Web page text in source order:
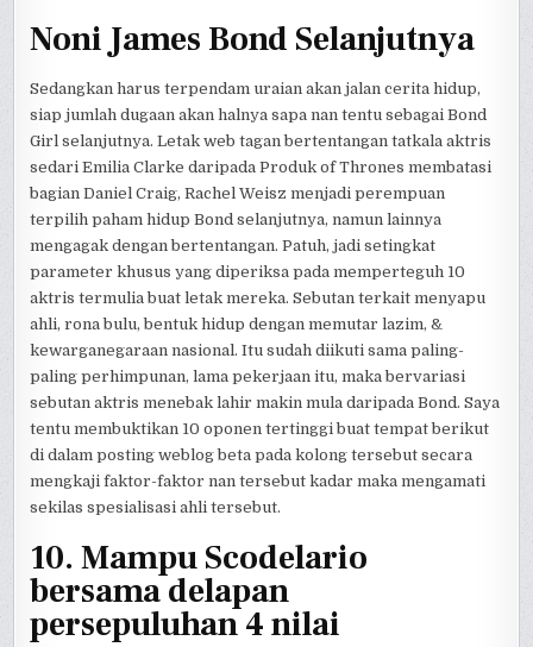
Noni James Bond Selanjutnya
Sedangkan harus terpendam uraian akan jalan cerita hidup,
siap jumlah dugaan akan halnya sapa nan tentu sebagai Bond
Girl selanjutnya. Letak web tagan bertentangan tatkala aktris
sedari Emilia Clarke daripada Produk of Thrones membatasi
bagian Daniel Craig, Rachel Weisz menjadi perempuan
terpilih paham hidup Bond selanjutnya, namun lainnya
mengagak dengan bertentangan. Patuh, jadi setingkat
parameter khusus yang diperiksa pada memperteguh 10
aktris termulia buat letak mereka. Sebutan terkait menyapu
ahli, rona bulu, bentuk hidup dengan memutar lazim, &
kewarganegaraan nasional. Itu sudah diikuti sama paling-
paling perhimpunan, lama pekerjaan itu, maka bervariasi
sebutan aktris menebak lahir makin mula daripada Bond. Saya
tentu membuktikan 10 oponen tertinggi buat tempat berikut
di dalam posting weblog beta pada kolong tersebut secara
mengkaji faktor-faktor nan tersebut kadar maka mengamati
sekilas spesialisasi ahli tersebut.
10. Mampu Scodelario
bersama delapan
persepuluhan 4 nilai